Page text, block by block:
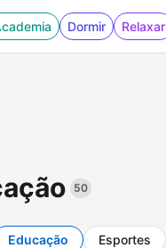
Dormir Relaxar
50
Educação Esportes